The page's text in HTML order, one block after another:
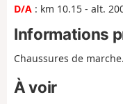
D/A : km 10.15 - alt.
Informations
Chaussures de marche.
À voir